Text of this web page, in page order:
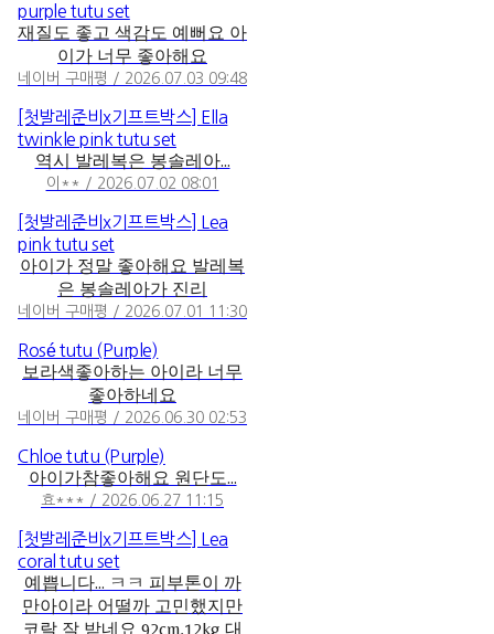
purple tutu set
재질도 좋고 색감도 예뻐요 아
이가 너무 좋아해요
네이버 구매평 / 2026.07.03 09:48
[첫발레준비x기프트박스] Ella
twinkle pink tutu set
역시 발레복은 봉솔레아...
이** / 2026.07.02 08:01
[첫발레준비x기프트박스] Lea
pink tutu set
아이가 정말 좋아해요 발레복
은 봉솔레아가 진리
네이버 구매평 / 2026.07.01 11:30
Rosé tutu (Purple)
보라색좋아하는 아이라 너무
좋아하네요
네이버 구매평 / 2026.06.30 02:53
Chloe tutu (Purple)
아이가참좋아해요 원단도...
효*** / 2026.06.27 11:15
[첫발레준비x기프트박스] Lea
coral tutu set
예쁩니다... ㅋㅋ 피부톤이 까
만아이라 어떨까 고민했지만
코랄 잘 받네요 92cm,12kg 대